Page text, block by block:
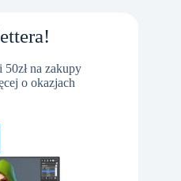
na zakupy
o okazjach